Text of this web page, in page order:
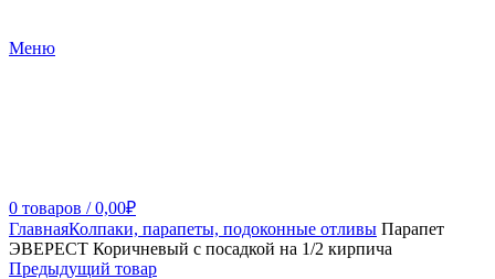
Меню
0 товаров / 0,00₽
ГлавнаяКолпаки, парапеты, подоконные отливы Парапет
ЭВЕРЕСТ Коричневый с посадкой на 1/2 кирпича
Предыдущий товар